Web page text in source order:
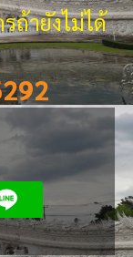
ถ้ายังไม่ได้